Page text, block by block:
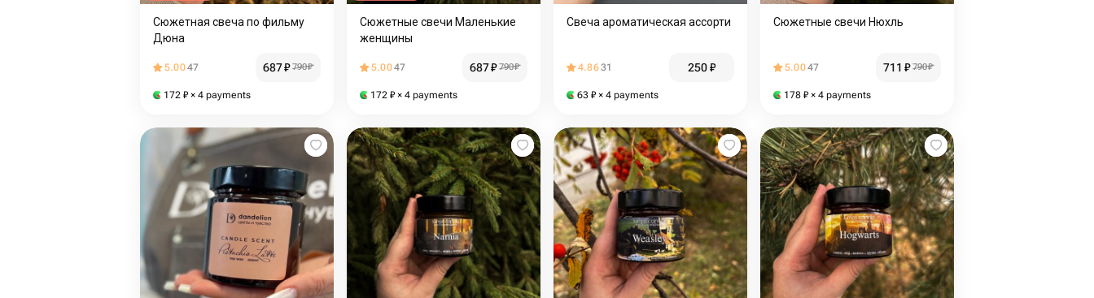
Сюжетная свеча по фильму
Дюна
5.0047 687₽ 790₽
172 ₽ × 4 payments
Сюжетные свечи Маленькие
женщины
5.0047 687₽ 790₽
172 ₽ × 4 payments
Свеча ароматическая ассорти
4.8631 250₽
63 ₽ × 4 payments
Сюжетные свечи Нюхль
5.0047 711 ₽ 790₽
178 ₽ × 4 payments